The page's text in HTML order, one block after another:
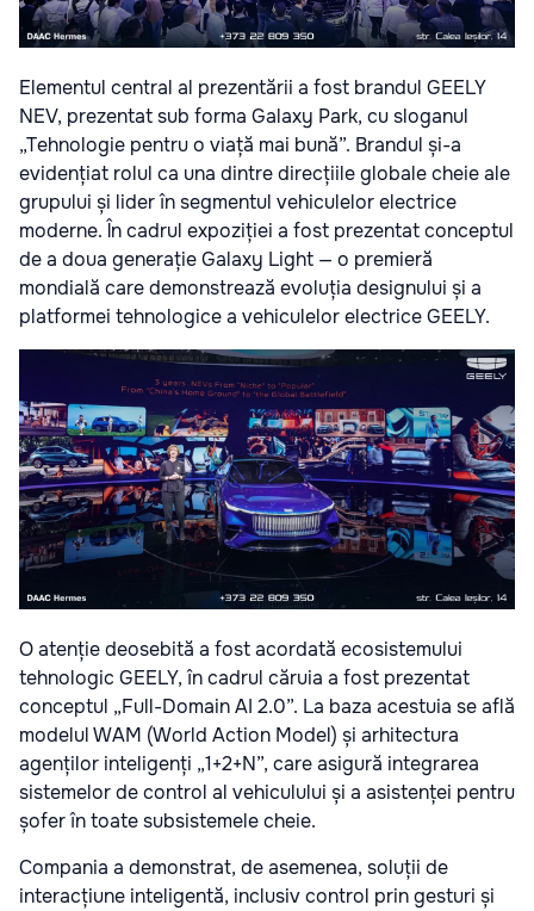
Elementul central al prezentării a fost brandul GEELY
NEV, prezentat sub forma Galaxy Park, cu sloganul
„Tehnologie pentru o viață mai bună”. Brandul și-a
evidențiat rolul ca una dintre direcțiile globale cheie ale
grupului și lider în segmentul vehiculelor electrice
moderne. În cadrul expoziției a fost prezentat conceptul
de a doua generație Galaxy Light — o premieră
mondială care demonstrează evoluția designului și a
platformei tehnologice a vehiculelor electrice GEELY.
O atenție deosebită a fost acordată ecosistemului
tehnologic GEELY, în cadrul căruia a fost prezentat
conceptul „Full-Domain AI 2.0”. La baza acestuia se află
modelul WAM (World Action Model) și arhitectura
agenților inteligenți „1+2+N”, care asigură integrarea
sistemelor de control al vehiculului și a asistenței pentru
șofer în toate subsistemele cheie.
Compania a demonstrat, de asemenea, soluții de
interacțiune inteligentă, inclusiv control prin gesturi și